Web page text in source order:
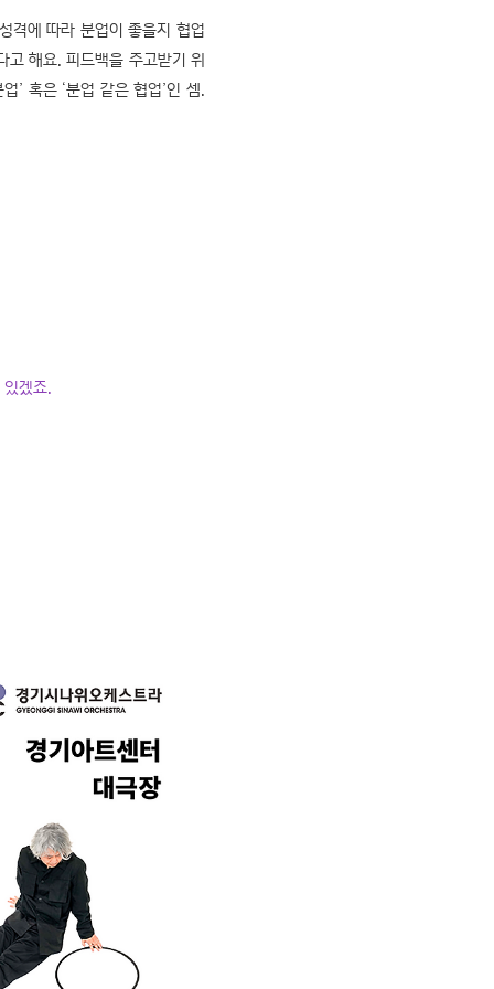
격에 따라 분업이 좋을지 협업
해요. 피드백을 주고받기 위
’ 혹은 ‘분업 같은 협업’인 셈.
겠죠.